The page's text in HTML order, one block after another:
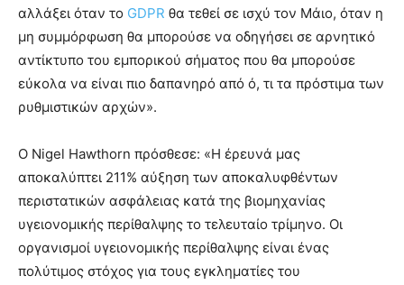
αλλάξει όταν το GDPR θα τεθεί σε ισχύ τον Μάιο, όταν η
μη συμμόρφωση θα μπορούσε να οδηγήσει σε αρνητικό
αντίκτυπο του εμπορικού σήματος που θα μπορούσε
εύκολα να είναι πιο δαπανηρό από ό, τι τα πρόστιμα των
ρυθμιστικών αρχών».
Ο Nigel Hawthorn πρόσθεσε: «Η έρευνά μας
αποκαλύπτει 211% αύξηση των αποκαλυφθέντων
περιστατικών ασφάλειας κατά της βιομηχανίας
υγειονομικής περίθαλψης το τελευταίο τρίμηνο. Οι
οργανισμοί υγειονομικής περίθαλψης είναι ένας
πολύτιμος στόχος για τους εγκληματίες του